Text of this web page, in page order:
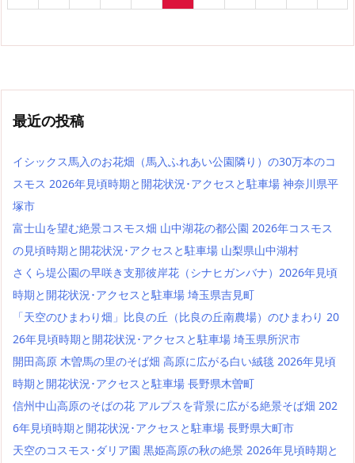
最近の投稿
イシックス馬入のお花畑（馬入ふれあい公園隣り）の30万本のコ
スモス 2026年見頃時期と開花状況･アクセスと駐車場 神奈川県平
塚市
富士山を望む絶景コスモス畑 山中湖花の都公園 2026年コスモス
の見頃時期と開花状況･アクセスと駐車場 山梨県山中湖村
さくら堤公園の早咲き支那彼岸花（シナヒガンバナ）2026年見頃
時期と開花状況･アクセスと駐車場 埼玉県吉見町
「天空のひまわり畑」比良の丘（比良の丘南農場）のひまわり 20
26年見頃時期と開花状況･アクセスと駐車場 埼玉県所沢市
開田高原 木曽馬の里のそば畑 高原に広がる白い絨毯 2026年見頃
時期と開花状況･アクセスと駐車場 長野県木曽町
信州中山高原のそばの花 アルプスを背景に広がる絶景そば畑 202
6年見頃時期と開花状況･アクセスと駐車場 長野県大町市
天空のコスモス･ダリア園 黒姫高原の秋の絶景 2026年見頃時期と